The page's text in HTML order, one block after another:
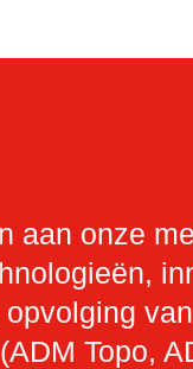
aan onze
Topo,